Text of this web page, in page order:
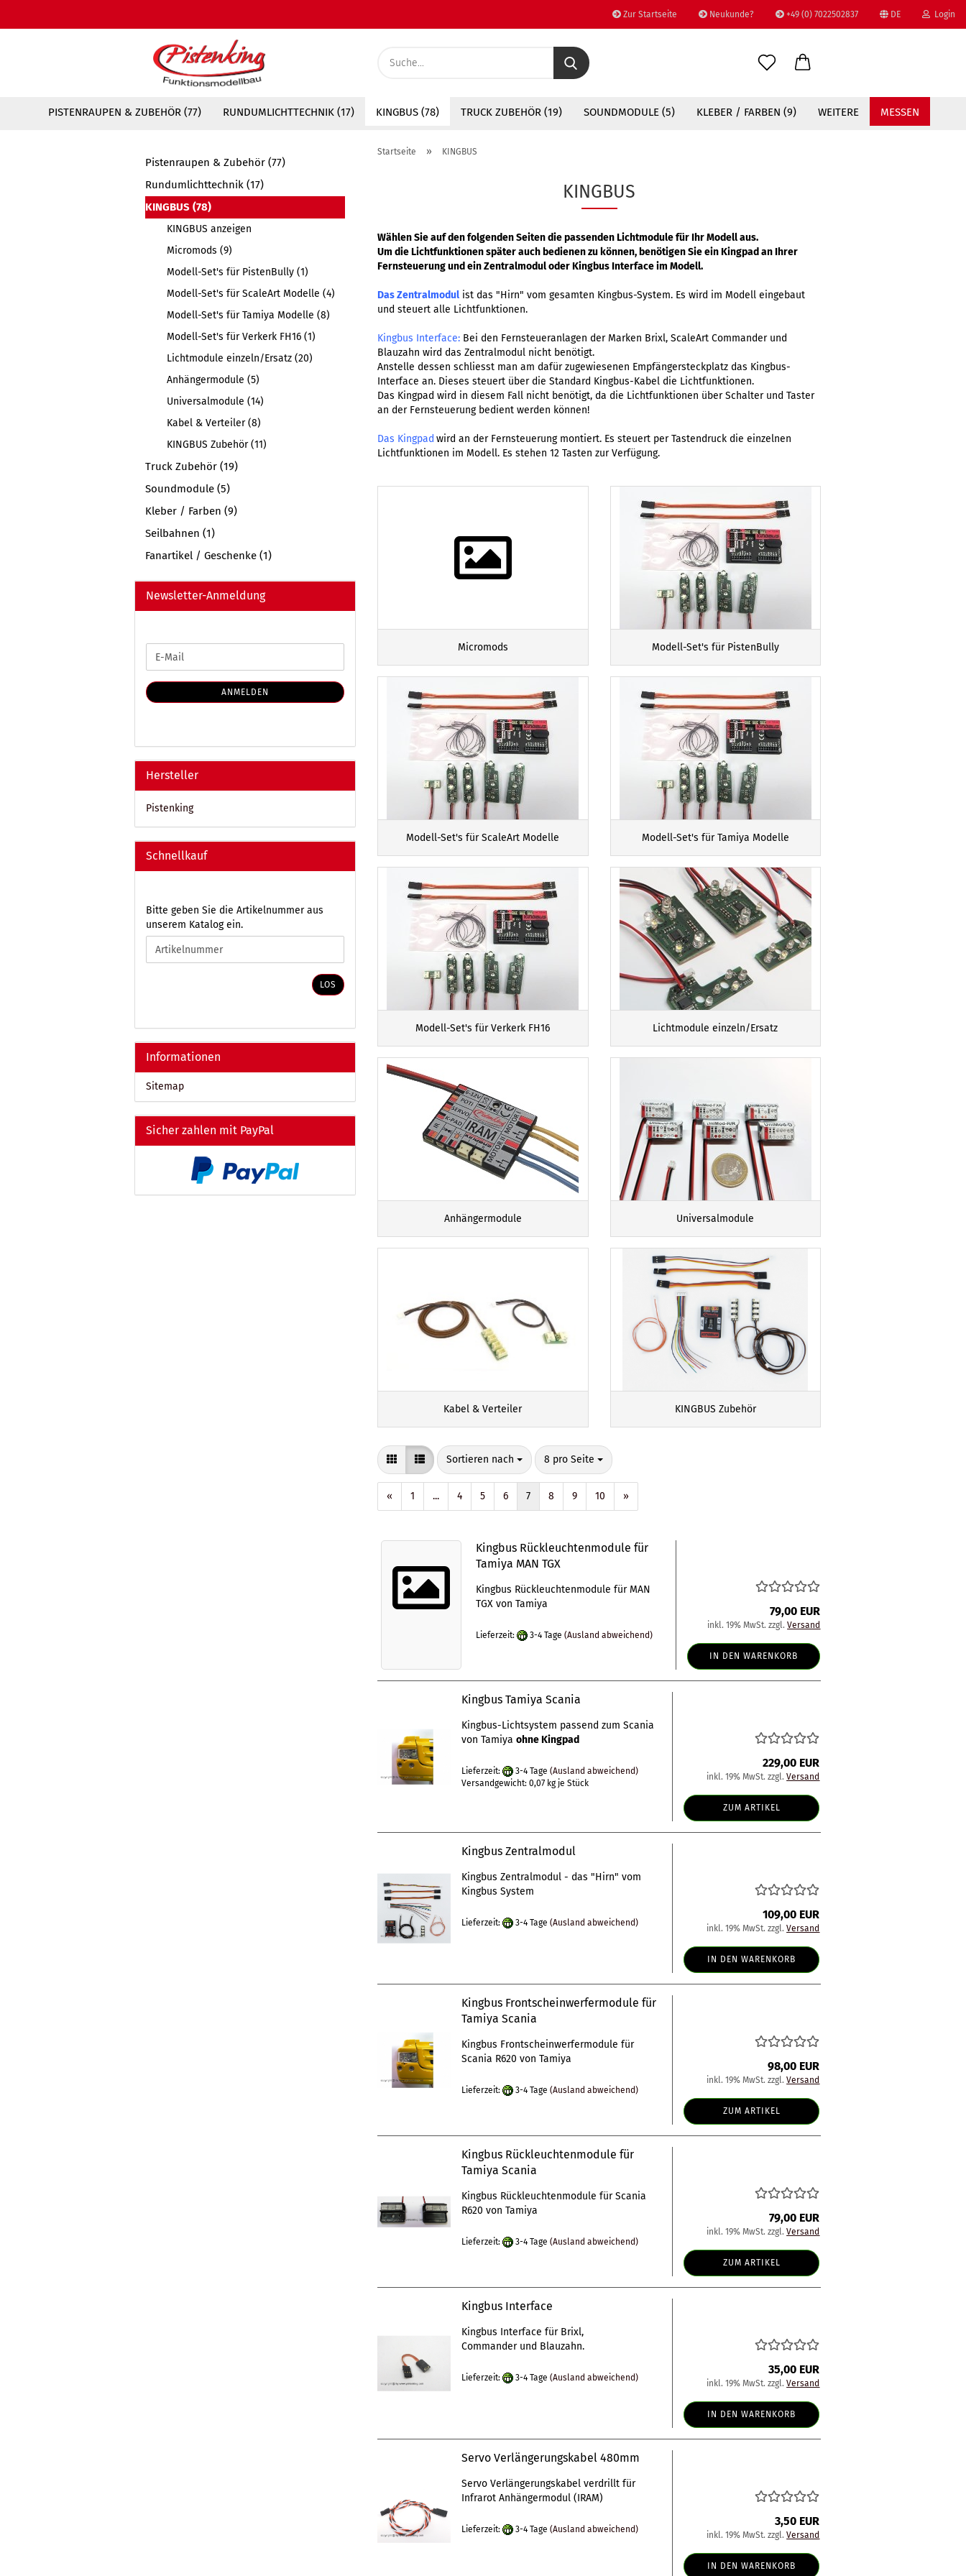
Zur Startseite Neukunde? +49 (0) 7022502837 DE
Sprache auswählen
Login
Suche...
PISTENRAUPEN & ZUBEHÖR (77) RUNDUMLICHTTECHNIK (17) KINGBUS (78) TRUCK ZUBEHÖR (19) SOUNDMODULE (5) KLEBER / FARBEN (9) MESSEN
WEITERE
Startseite » KINGBUS
KINGBUS
Wählen Sie auf den folgenden Seiten die passenden Lichtmodule für Ihr Modell aus.
Um die Lichtfunktionen später auch bedienen zu können, benötigen Sie ein Kingpad an Ihrer
Fernsteuerung und ein Zentralmodul oder Kingbus Interface im Modell.
Das Zentralmodul ist das "Hirn" vom gesamten Kingbus-System. Es wird im Modell eingebaut
und steuert alle Lichtfunktionen.
Kingbus Interface: Bei den Fernsteueranlagen der Marken Brixl, ScaleArt Commander und
Blauzahn wird das Zentralmodul nicht benötigt.
Anstelle dessen schliesst man am dafür zugewiesenen Empfängersteckplatz das Kingbus-
Interface an. Dieses steuert über die Standard Kingbus-Kabel die Lichtfunktionen.
Das Kingpad wird in diesem Fall nicht benötigt, da die Lichtfunktionen über Schalter und Taster
an der Fernsteuerung bedient werden können!
Das Kingpad wird an der Fernsteuerung montiert. Es steuert per Tastendruck die einzelnen
Lichtfunktionen im Modell. Es stehen 12 Tasten zur Verfügung.
Micromods Modell-Set's für PistenBully
Modell-Set's für ScaleArt Modelle Modell-Set's für Tamiya Modelle
Modell-Set's für Verkerk FH16 Lichtmodule einzeln/Ersatz
Anhängermodule Universalmodule
Kabel & Verteiler KINGBUS Zubehör
Sortieren nach
Sortieren nach 8 pro Seite
pro Seite
« 1 ... 4 5 6 7 8 9 10 »
Kingbus Rückleuchtenmodule für
Tamiya MAN TGX
Kingbus Rückleuchtenmodule für MAN
TGX von Tamiya
Lieferzeit: 3-4 Tage (Ausland abweichend)
79,00 EUR
inkl. 19% MwSt. zzgl.Versand
IN DEN WARENKORB
Kingbus Tamiya Scania
Kingbus-Lichtsystem passend zum Scania
von Tamiyaohne Kingpad
Lieferzeit: 3-4 Tage (Ausland abweichend)
Versandgewicht:0,07 kg je Stück
229,00 EUR
inkl. 19% MwSt. zzgl.Versand
ZUM ARTIKEL
Kingbus Zentralmodul
Kingbus Zentralmodul - das "Hirn" vom
Kingbus System
Lieferzeit: 3-4 Tage (Ausland abweichend)
109,00 EUR
inkl. 19% MwSt. zzgl.Versand
IN DEN WARENKORB
Kingbus Frontscheinwerfermodule für
Tamiya Scania
Kingbus Frontscheinwerfermodule für
Scania R620 von Tamiya
Lieferzeit: 3-4 Tage (Ausland abweichend)
98,00 EUR
inkl. 19% MwSt. zzgl.Versand
ZUM ARTIKEL
Kingbus Rückleuchtenmodule für
Tamiya Scania
Kingbus Rückleuchtenmodule für Scania
R620 von Tamiya
Lieferzeit: 3-4 Tage (Ausland abweichend)
79,00 EUR
inkl. 19% MwSt. zzgl.Versand
ZUM ARTIKEL
Kingbus Interface
Kingbus Interface für Brixl,
Commander und Blauzahn.
Lieferzeit: 3-4 Tage (Ausland abweichend)
35,00 EUR
inkl. 19% MwSt. zzgl.Versand
IN DEN WARENKORB
Servo Verlängerungskabel 480mm
Servo Verlängerungskabel verdrillt für
Infrarot Anhängermodul (IRAM)
Lieferzeit: 3-4 Tage (Ausland abweichend)
3,50 EUR
inkl. 19% MwSt. zzgl.Versand
IN DEN WARENKORB
Pistenraupen & Zubehör (77)
Rundumlichttechnik (17)
KINGBUS (78)
KINGBUS anzeigen
Micromods (9)
Modell-Set's für PistenBully (1)
Modell-Set's für ScaleArt Modelle (4)
Modell-Set's für Tamiya Modelle (8)
Modell-Set's für Verkerk FH16 (1)
Lichtmodule einzeln/Ersatz (20)
Anhängermodule (5)
Universalmodule (14)
Kabel & Verteiler (8)
KINGBUS Zubehör (11)
Truck Zubehör (19)
Soundmodule (5)
Kleber / Farben (9)
Seilbahnen (1)
Fanartikel / Geschenke (1)
Newsletter-Anmeldung
ZUR
ANMELDUNG
E-
Mail
ANMELDEN
Hersteller
Pistenking
Schnellkauf
BITTE
GEBEN
SIE
DIE
ARTIKELNUMMER
Bitte geben Sie die Artikelnummer aus
unserem Katalog ein.
LOS
Informationen
Sitemap
Sicher zahlen mit PayPal